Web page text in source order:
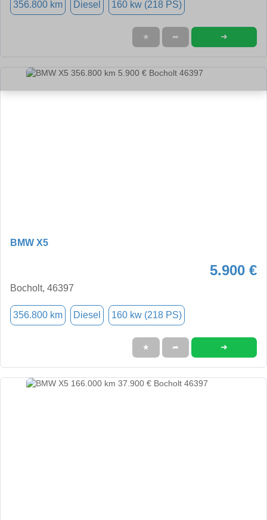
356.800 km Diesel 160 kw (218 PS)
★ ➦ ➜
BMW X5
5.900 €
Bocholt, 46397
356.800 km Diesel 160 kw (218 PS)
★ ➦ ➜